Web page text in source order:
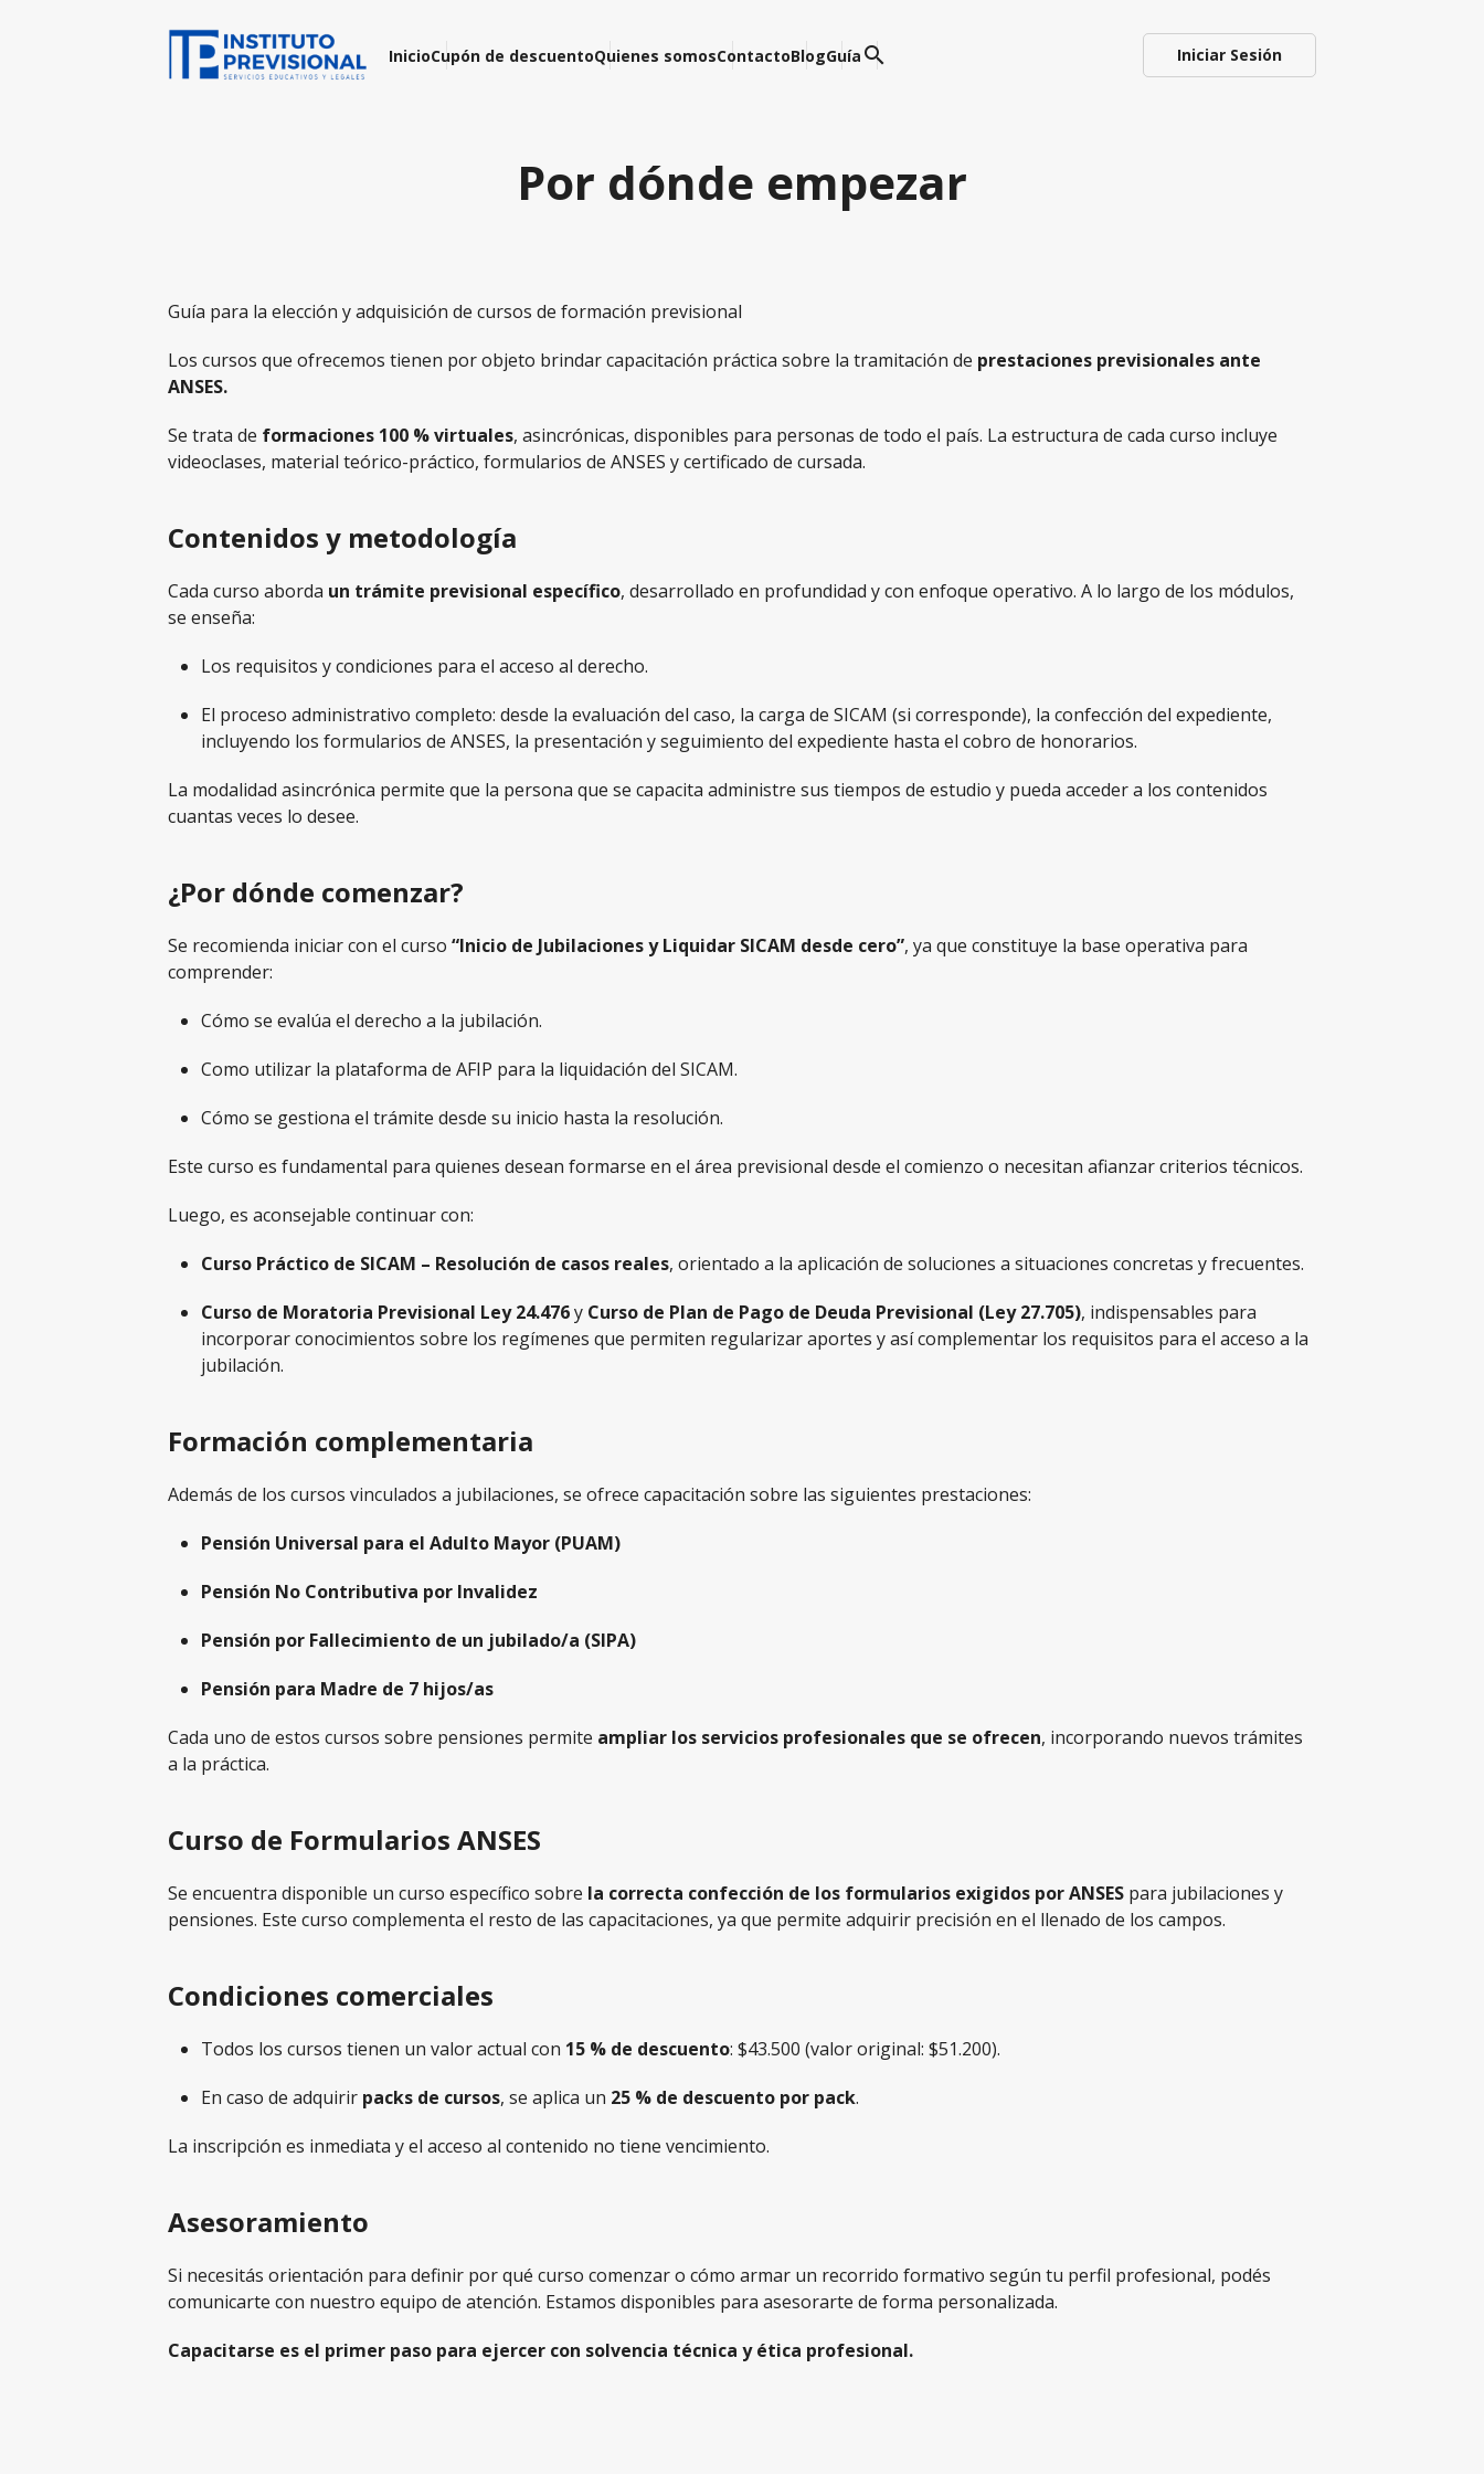
InicioCupón de descuentoQuienes somosContactoBlogGuía search Iniciar Sesión
Por dónde empezar
Guía para la elección y adquisición de cursos de formación previsional
Los cursos que ofrecemos tienen por objeto brindar capacitación práctica sobre la tramitación de prestaciones previsionales ante
ANSES.
Se trata de formaciones 100 % virtuales, asincrónicas, disponibles para personas de todo el país. La estructura de cada curso incluye
videoclases, material teórico-práctico, formularios de ANSES y certificado de cursada.
Contenidos y metodología
Cada curso aborda un trámite previsional específico, desarrollado en profundidad y con enfoque operativo. A lo largo de los módulos,
se enseña:
Los requisitos y condiciones para el acceso al derecho.
El proceso administrativo completo: desde la evaluación del caso, la carga de SICAM (si corresponde), la confección del expediente,
incluyendo los formularios de ANSES, la presentación y seguimiento del expediente hasta el cobro de honorarios.
La modalidad asincrónica permite que la persona que se capacita administre sus tiempos de estudio y pueda acceder a los contenidos
cuantas veces lo desee.
¿Por dónde comenzar?
Se recomienda iniciar con el curso“Inicio de Jubilaciones y Liquidar SICAM desde cero”, ya que constituye la base operativa para
comprender:
Cómo se evalúa el derecho a la jubilación.
Como utilizar la plataforma de AFIP para la liquidación del SICAM.
Cómo se gestiona el trámite desde su inicio hasta la resolución.
Este curso es fundamental para quienes desean formarse en el área previsional desde el comienzo o necesitan afianzar criterios técnicos.
Luego, es aconsejable continuar con:
Curso Práctico de SICAM – Resolución de casos reales, orientado a la aplicación de soluciones a situaciones concretas y frecuentes.
Curso de Moratoria Previsional Ley 24.476y Curso de Plan de Pago de Deuda Previsional (Ley 27.705), indispensables para
incorporar conocimientos sobre los regímenes que permiten regularizar aportes y así complementar los requisitos para el acceso a la
jubilación.
Formación complementaria
Además de los cursos vinculados a jubilaciones, se ofrece capacitación sobre las siguientes prestaciones:
Pensión Universal para el Adulto Mayor (PUAM)
Pensión No Contributiva por Invalidez
Pensión por Fallecimiento de un jubilado/a (SIPA)
Pensión para Madre de 7 hijos/as
Cada uno de estos cursos sobre pensiones permite ampliar los servicios profesionales que se ofrecen, incorporando nuevos trámites
a la práctica.
Curso de Formularios ANSES
Se encuentra disponible un curso específico sobre la correcta confección de los formularios exigidos por ANSES para jubilaciones y
pensiones. Este curso complementa el resto de las capacitaciones, ya que permite adquirir precisión en el llenado de los campos.
Condiciones comerciales
Todos los cursos tienen un valor actual con 15 % de descuento: $43.500 (valor original: $51.200).
En caso de adquirir packs de cursos, se aplica un 25 % de descuento por pack.
La inscripción es inmediata y el acceso al contenido no tiene vencimiento.
Asesoramiento
Si necesitás orientación para definir por qué curso comenzar o cómo armar un recorrido formativo según tu perfil profesional, podés
comunicarte con nuestro equipo de atención. Estamos disponibles para asesorarte de forma personalizada.
Capacitarse es el primer paso para ejercer con solvencia técnica y ética profesional.